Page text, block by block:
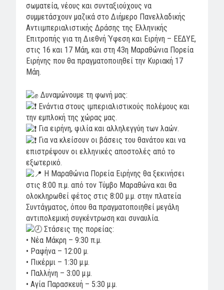
σωματεία, νέους και συνταξιούχους να
συμμετάσχουν μαζικά στο Διήμερο Πανελλαδικής
Αντιιμπεριαλιστικής Δράσης της Ελληνικής
Επιτροπής για τη Διεθνή Ύφεση και Ειρήνη – ΕΕΔΥΕ,
στις 16 και 17 Μάη, και στη 43η Μαραθώνια Πορεία
Ειρήνης που θα πραγματοποιηθεί την Κυριακή 17
Μάη.
Δυναμώνουμε τη φωνή μας:
Ενάντια στους ιμπεριαλιστικούς πολέμους και
την εμπλοκή της χώρας μας.
Για ειρήνη, φιλία και αλληλεγγύη των λαών.
Για να κλείσουν οι βάσεις του θανάτου και να
επιστρέψουν οι ελληνικές αποστολές από το
εξωτερικό.
Η Μαραθώνια Πορεία Ειρήνης θα ξεκινήσει
στις 8:00 π.μ. από τον Τύμβο Μαραθώνα και θα
ολοκληρωθεί φέτος στις 8:00 μ.μ. στην πλατεία
Συντάγματος, όπου θα πραγματοποιηθεί μεγάλη
αντιπολεμική συγκέντρωση και συναυλία.
Στάσεις της πορείας:
• Νέα Μάκρη – 9:30 π.μ.
• Ραφήνα – 12:00 μ.
• Πικέρμι – 1:30 μ.μ.
• Παλλήνη – 3:00 μ.μ.
• Αγία Παρασκευή – 5:30 μ.μ.